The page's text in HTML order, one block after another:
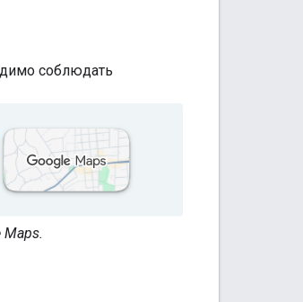
соблюдать